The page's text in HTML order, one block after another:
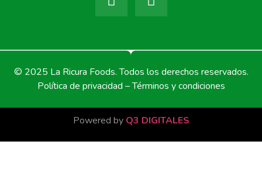
© 2025 La Ricura Foods. Todos los derechos reservados.
Política de privacidad – Términos y condiciones
Powered by Q3 DIGITALES